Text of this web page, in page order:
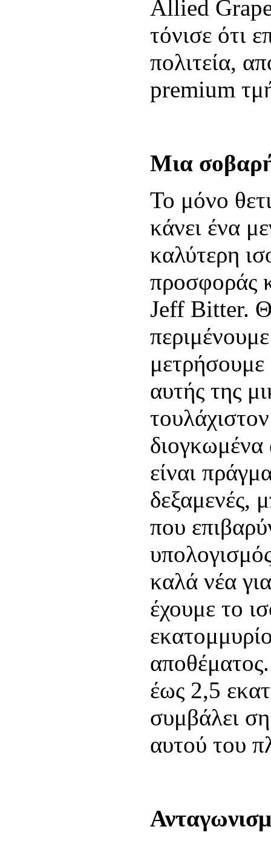
Allied
τόνισε ότι
πολιτεία,
premium
Μια
Το μόνο
κάνει ένα
καλύτερη
προσφοράς
Jeff Bitter.
μετρήσουμε
αυτής της
διογκωμένα
είναι
δεξαμενές,
που
καλά νέα
έχουμε το
έως 2,5
συμβάλει
αυτού του